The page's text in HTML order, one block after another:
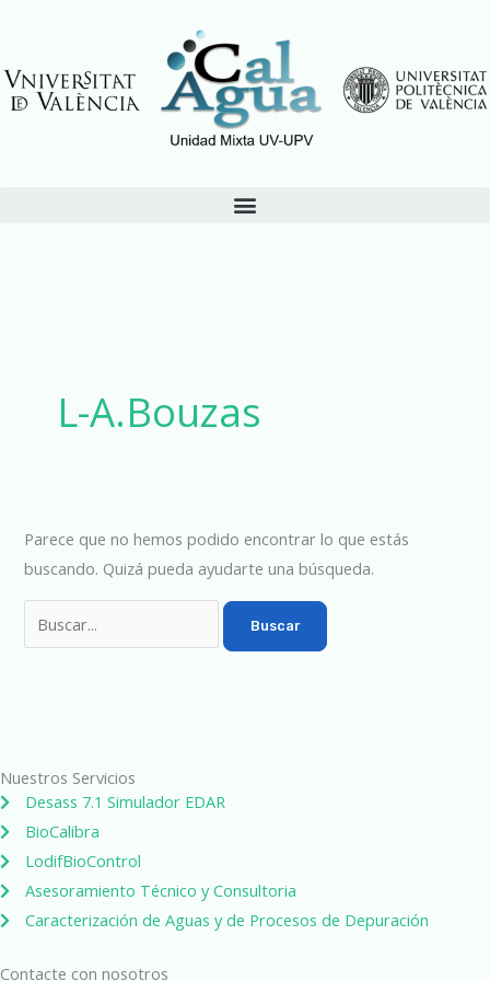
contenido
Menú
L-A.Bouzas
Parece que no hemos podido encontrar lo que estás
buscando. Quizá pueda ayudarte una búsqueda.
Nuestros Servicios
Desass 7.1 Simulador EDAR
BioCalibra
LodifBioControl
Asesoramiento Técnico y Consultoria
Caracterización de Aguas y de Procesos de Depuración
Contacte con nosotros